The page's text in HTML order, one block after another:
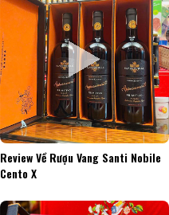
Review Về Rượu Vang Santi Nobile
Cento X